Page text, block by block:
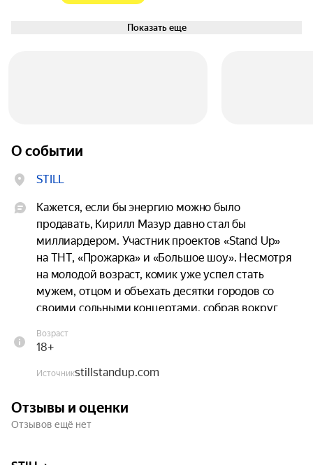
Показать еще
О событии
STILL
Кажется, если бы энергию можно было
продавать, Кирилл Мазур давно стал бы
миллиардером. Участник проектов «Stand Up»
на ТНТ, «Прожарка» и «Большое шоу». Несмотря
на молодой возраст, комик уже успел стать
мужем, отцом и объехать десятки городов со
своими сольными концертами, собрав вокруг
семье, взрослении и повседневной жизни,
самоиронией. Его харизма цепляет зрителей с
первой и до последней минуты концерта.
вживую, ещё неделю могут прожить без кофе.
Возраст
18+
Источникstillstandup.com
Отзывы и оценки
Отзывов ещё нет